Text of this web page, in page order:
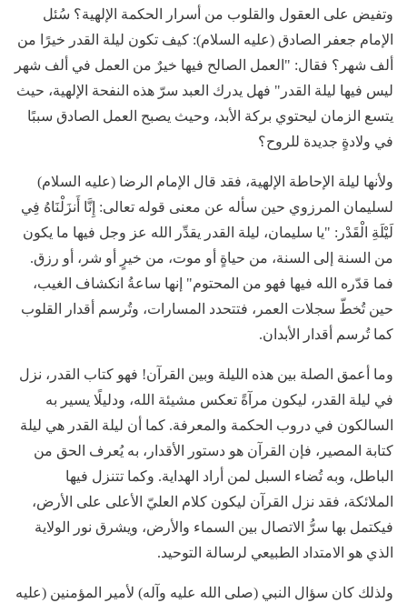
وتفيض على العقول والقلوب من أسرار الحكمة الإلهية؟ سُئل
الإمام جعفر الصادق (عليه السلام): كيف تكون ليلة القدر خيرًا من
ألف شهر؟ فقال: "العمل الصالح فيها خيرٌ من العمل في ألف شهر
ليس فيها ليلة القدر" فهل يدرك العبد سرّ هذه النفحة الإلهية، حيث
يتسع الزمان ليحتوي بركة الأبد، وحيث يصبح العمل الصادق سببًا
في ولادةٍ جديدة للروح؟
ولأنها ليلة الإحاطة الإلهية، فقد قال الإمام الرضا (عليه السلام)
لسليمان المرزوي حين سأله عن معنى قوله تعالى: إِنَّا أَنزَلْنَاهُ فِي
لَيْلَةِ الْقَدْر: "يا سليمان، ليلة القدر يقدِّر الله عز وجل فيها ما يكون
من السنة إلى السنة، من حياةٍ أو موت، من خيرٍ أو شر، أو رزق.
فما قدّره الله فيها فهو من المحتوم" إنها ساعةُ انكشاف الغيب،
حين تُخطّ سجلات العمر، فتتحدد المسارات، وتُرسم أقدار القلوب
كما تُرسم أقدار الأبدان.
وما أعمق الصلة بين هذه الليلة وبين القرآن! فهو كتاب القدر، نزل
في ليلة القدر، ليكون مرآةً تعكس مشيئة الله، ودليلًا يسير به
السالكون في دروب الحكمة والمعرفة. كما أن ليلة القدر هي ليلة
كتابة المصير، فإن القرآن هو دستور الأقدار، به يُعرف الحق من
الباطل، وبه تُضاء السبل لمن أراد الهداية. وكما تتنزل فيها
الملائكة، فقد نزل القرآن ليكون كلام العليّ الأعلى على الأرض،
فيكتمل بها سرُّ الاتصال بين السماء والأرض، ويشرق نور الولاية
الذي هو الامتداد الطبيعي لرسالة التوحيد.
ولذلك كان سؤال النبي (صلى الله عليه وآله) لأمير المؤمنين (عليه